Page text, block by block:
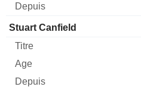
Stuart Canfield